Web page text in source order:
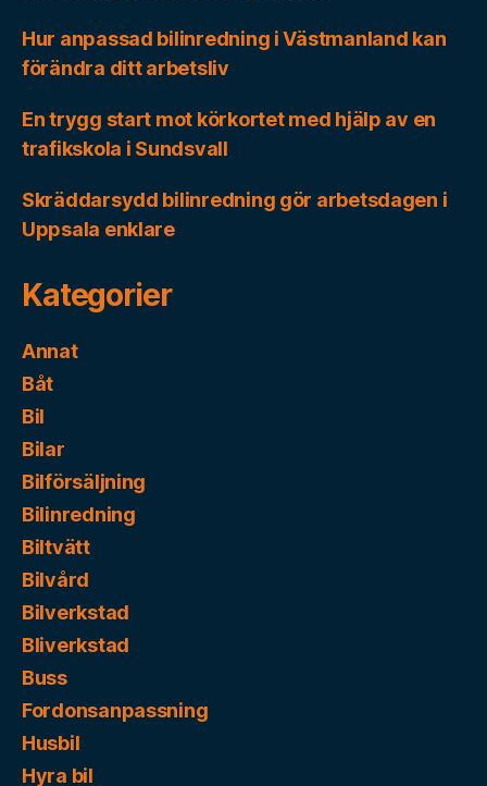
Hur anpassad bilinredning i Västmanland kan
förändra ditt arbetsliv
En trygg start mot körkortet med hjälp av en
trafikskola i Sundsvall
Skräddarsydd bilinredning gör arbetsdagen i
Uppsala enklare
Kategorier
Annat
Båt
Bil
Bilar
Bilförsäljning
Bilinredning
Biltvätt
Bilvård
Bilverkstad
Bliverkstad
Buss
Fordonsanpassning
Husbil
Hyra bil